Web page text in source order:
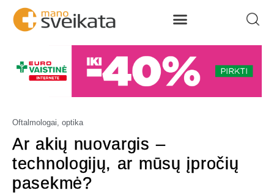
Oftalmologai, optika
Ar akių nuovargis –
technologijų, ar mūsų įpročių
pasekmė?